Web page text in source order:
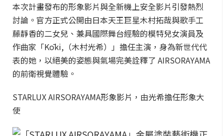
本次計畫發布的形象影片與全新機上安全影片引發熱烈
討論。官方正式公開由日本天王巨星木村拓哉與歌手工
藤靜香的二女兒、兼具國際舞台經驗的模特兒女演員及
作曲家「Kōki,（木村光希）」擔任主演，身為新世代代
表的她，以絕美的姿態與氣場完美詮釋了 AIRSORAYAMA
的前衛視覺體驗。
STARLUX AIRSORAYAMA形象影片，由光希擔任形象大
使